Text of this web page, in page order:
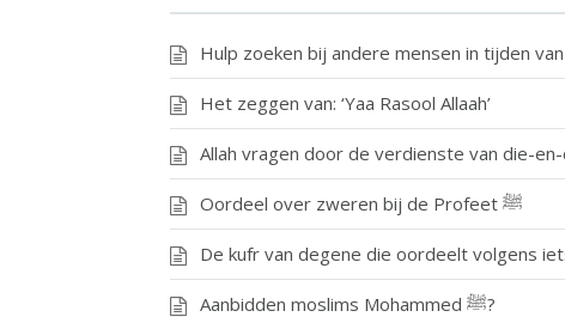
Hulp zoeken bij andere mensen in tijden
Het zeggen van: ‘Yaa Rasool Allaah’
Allah vragen door de verdienste van die-
Oordeel over zweren bij de Profeet ﷺ
De kufr van degene die oordeelt volgens
Aanbidden moslims Mohammed ﷺ?